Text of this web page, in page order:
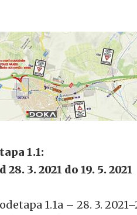
1.1:
28. 3. 2021 do 19. 5. 2021
1.1a – 28. 3.